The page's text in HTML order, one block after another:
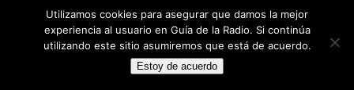
Copyright © 2022 - Guía de la Radio
Utilizamos cookies para asegurar que damos la mejor
experiencia al usuario en Guía de la Radio. Si continúa
utilizando este sitio asumiremos que está de acuerdo.
Estoy de acuerdo